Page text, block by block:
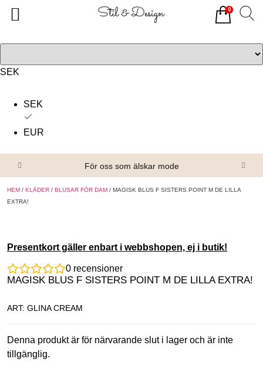
SEK
SEK
EUR
För oss som älskar mode
HEM / KLÄDER / BLUSAR FÖR DAM / MAGISK BLUS F SISTERS POINT M DE LILLA
EXTRA!
Presentkort gäller enbart i webbshopen, ej i butik!
0 recensioner
MAGISK BLUS F SISTERS POINT M DE LILLA EXTRA!
ART: GLINA CREAM
Denna produkt är för närvarande slut i lager och är inte
tillgänglig.
0
Alla produkter
Om oss